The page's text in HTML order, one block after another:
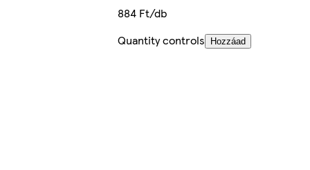
884 Ft/db
Quantity controls
Hozzáad